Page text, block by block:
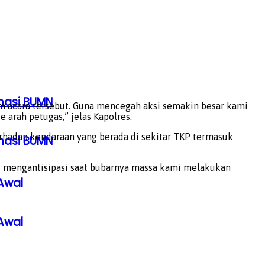
BUMN
BUMN
tersebut. Guna mencegah aksi semakin besar kami
arah petugas,” jelas Kapolres.
kendaraan yang berada di sekitar TKP termasuk
saat bubarnya massa kami melakukan